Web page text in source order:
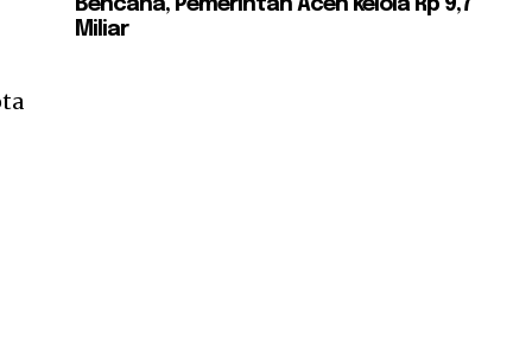
Bencana, Pemerintah Aceh kelola Rp 9,7
Miliar